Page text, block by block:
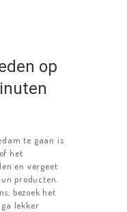
op
te gaan is
het
en vergeet
producten.
bezoek het
lekker